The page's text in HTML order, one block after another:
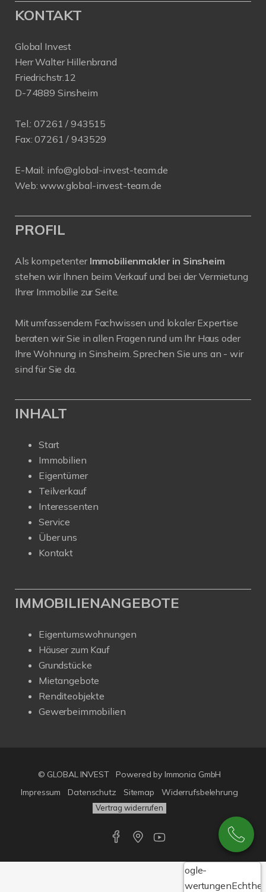
KONTAKT
Global Invest
Herr Walter Hillenbrand
Friedrichstr.12
D-74889 Sinsheim
Tel.:07261 / 943515
Fax: 07261 / 943529
E-Mail: info@global-invest-team.de
Web:www.global-invest-team.de
PROFIL
Als kompetenter Immobilienmakler in Sinsheim
stehen wir Ihnen beim Verkauf und bei der Vermietung
Ihrer Immobilie zur Seite.
Mit umfassendem Fachwissen und lokaler Expertise
beraten wir Sie in allen Fragen rund um Ihr Haus oder
Ihre Wohnung in Sinsheim. Sprechen Sie uns an - wir
sind für Sie da.
INHALT
Start
Immobilien
Eigentümer
Teilverkauf
Interessenten
Service
Über uns
Kontakt
IMMOBILIENANGEBOTE
Eigentumswohnungen
Häuser zum Kauf
Grundstücke
Mietangebote
Renditeobjekte
Gewerbeimmobilien
© GLOBAL INVEST Powered by Immonia GmbH
Impressum
Datenschutz Sitemap Widerrufsbelehrung
Vertrag widerrufen
Google-
Bewertungen